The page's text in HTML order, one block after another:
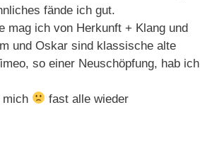
fände ich gut.
mag ich von Herkunft + Klang und
und Oskar sind klassische alte
so einer Neuschöpfung, hab ich
mich
fast alle wieder